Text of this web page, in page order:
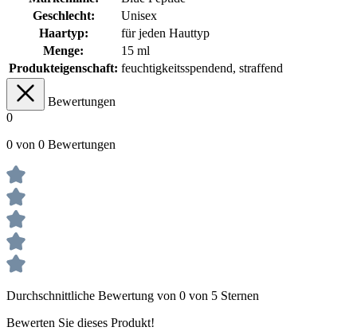
Geschlecht:
Unisex
Haartyp:
für jeden Hauttyp
Menge:
15 ml
Produkteigenschaft: feuchtigkeitsspendend, straffend
Bewertungen
0
0 von 0 Bewertungen
Durchschnittliche Bewertung von 0 von 5 Sternen
Bewerten Sie dieses Produkt!